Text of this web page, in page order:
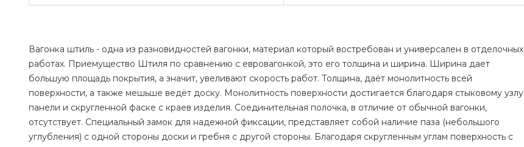
Вагонка штиль - одна из разновидностей вагонки, материал который востребован и универсален в отделочных
работах. Приемущество Штиля по сравнению с евровагонкой, это его толщина и ширина. Ширина дает
большую площадь покрытия, а значит, увеливают скорость работ. Толщина, даёт монолитность всей
поверхности, а также мешьше ведёт доску. Монолитность поверхности достигается благодаря стыковому узлу
панели и скругленной фаске с краев изделия. Соединительная полочка, в отличие от обычной вагонки,
отсутствует. Специальный замок для надежной фиксации, представляет собой наличие паза (небольшого
углубления) с одной стороны доски и гребня с другой стороны. Благодаря скругленным углам поверхность с